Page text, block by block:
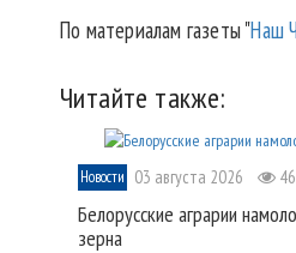
По материалам газеты "Наш
Читайте также:
Новости 03 августа 2026 46
Белорусские аграрии
зерна